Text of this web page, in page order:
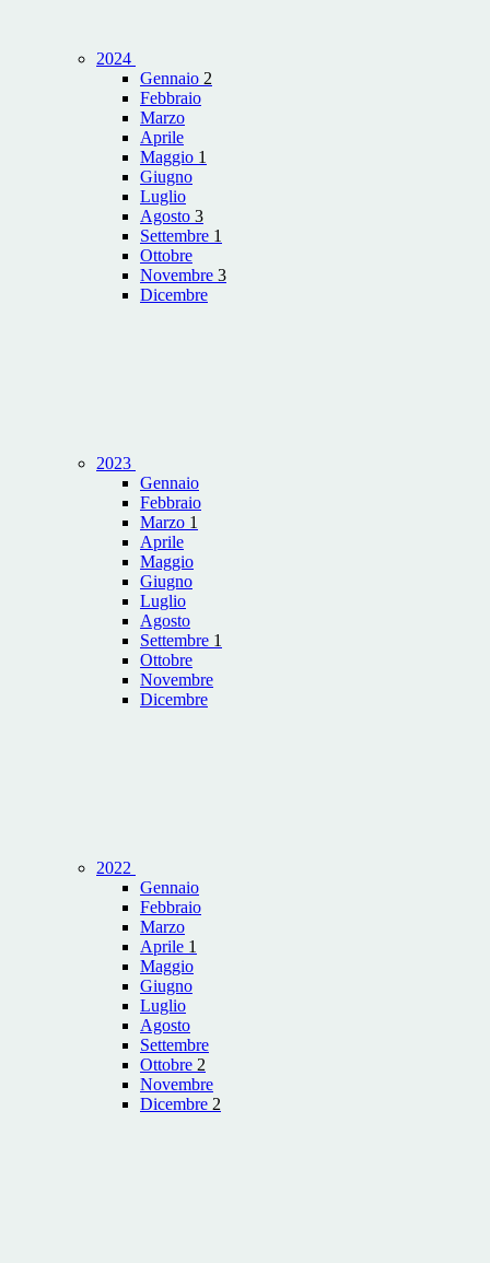
2024
Gennaio 2
Febbraio
Marzo
Aprile
Maggio 1
Giugno
Luglio
Agosto 3
Settembre 1
Ottobre
Novembre 3
Dicembre
2023
Gennaio
Febbraio
Marzo 1
Aprile
Maggio
Giugno
Luglio
Agosto
Settembre 1
Ottobre
Novembre
Dicembre
2022
Gennaio
Febbraio
Marzo
Aprile 1
Maggio
Giugno
Luglio
Agosto
Settembre
Ottobre 2
Novembre
Dicembre 2